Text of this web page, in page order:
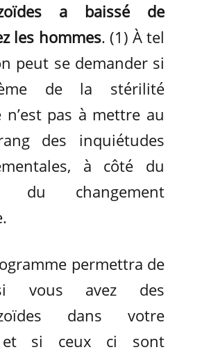
a baissé de
les hommes. (1) À tel
peut se demander si
de la stérilité
n’est pas à mettre au
des inquiétudes
à côté du
du changement
permettra de
vous avez des
dans votre
et si ceux ci sont